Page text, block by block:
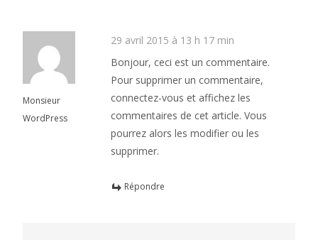
Monsieur
WordPress
29 avril 2015 à 13 h 17 min
Bonjour, ceci est un commentaire.
Pour supprimer un commentaire,
connectez-vous et affichez les
commentaires de cet article. Vous
pourrez alors les modifier ou les
supprimer.
Répondre